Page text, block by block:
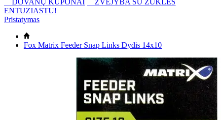
DOVANŲ KUPONAI
ŽVEJYBA SU ŽŪKLĖS
ENTUZIASTU!
Pristatymas
Fox Matrix Feeder Snap Links Dydis 14x10